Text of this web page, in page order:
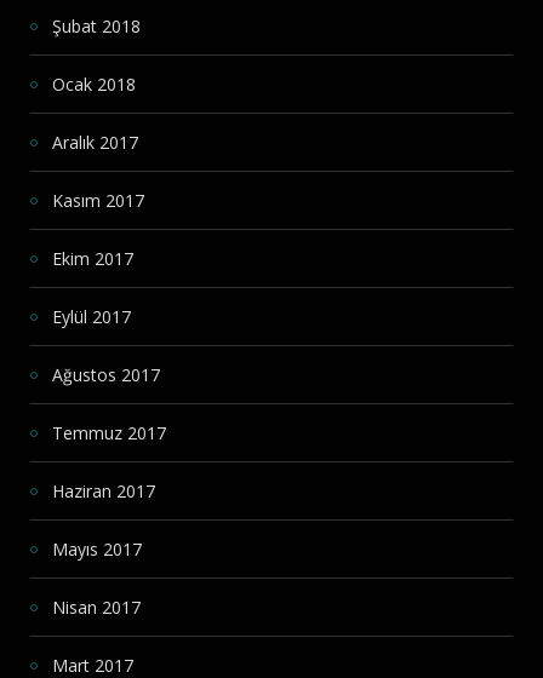
Şubat 2018
Ocak 2018
Aralık 2017
Kasım 2017
Ekim 2017
Eylül 2017
Ağustos 2017
Temmuz 2017
Haziran 2017
Mayıs 2017
Nisan 2017
Mart 2017